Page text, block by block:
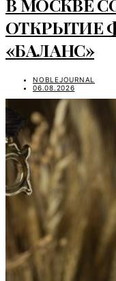
ОТКРЫТИЕ
«БАЛАНС»
NOBLEJOURNAL
06.08.2026